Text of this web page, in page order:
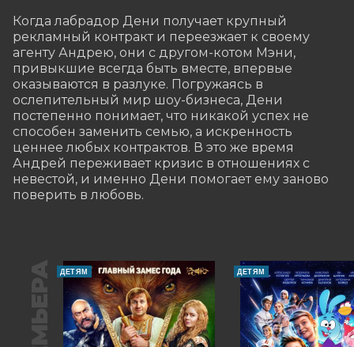
Когда лабрадор Дени получает крупный
рекламный контракт и переезжает к своему
агенту Андрею, они с другом-котом Мэни,
привыкшие всегда быть вместе, впервые
оказываются в разлуке. Погружаясь в
ослепительный мир шоу-бизнеса, Дени
постепенно понимает, что никакой успех не
способен заменить семью, а искренность
ценнее любых контрактов. В это же время
Андрей переживает кризис в отношениях с
невестой, и именно Дени помогает ему заново
поверить в любовь.
ДЕТЯМ ДЕТЯМ